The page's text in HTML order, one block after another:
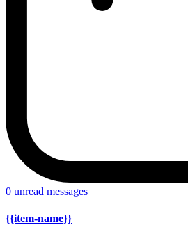
0 unread messages
{{item-name}}